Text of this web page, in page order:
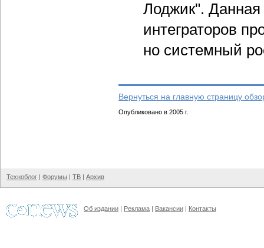
Лоджик". Данная
интеграторов
но системный
Вернуться на главную страницу
Опубликовано в 2005 г.
Техноблог | Форумы | ТВ | Архив
Об издании | Реклама | Вакансии | Контакты